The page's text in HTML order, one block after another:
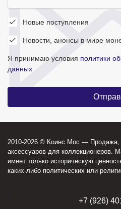
Новые поступления
Новости, анонсы в мире
Я принимаю условия политики
данных
2010-2026 © Коинс Мос — Продажа,
аксессуаров для коллекционеров.
имеет только историческую
каких-либо политических или
+7 (926)